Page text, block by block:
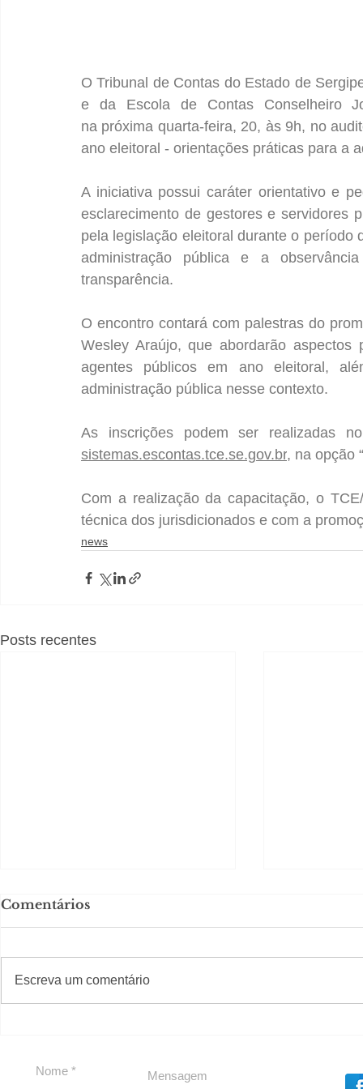
O Tribunal de Contas do Estado de
e da Escola de Contas Conselheiro
na próxima quarta-feira, 20, às 9h, no
ano eleitoral - orientações práticas para a
A iniciativa possui caráter orientativo e
esclarecimento de gestores e servidores
pela legislação eleitoral durante o período
administração pública e a
transparência.
O encontro contará com palestras do
Wesley Araújo, que abordarão aspectos
agentes públicos em ano eleitoral,
administração pública nesse contexto.
sistemas.escontas.tce.se.gov.br, na opção
Com a realização da capacitação, o
técnica dos jurisdicionados e com a
news
Posts recentes
Comentários
Escreva um comentário
#Sugestões